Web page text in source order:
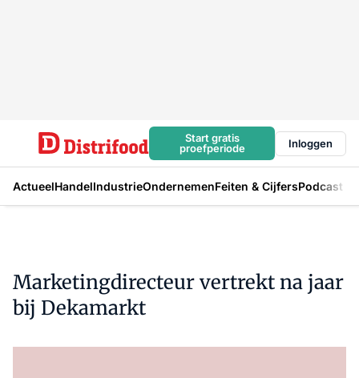
Start gratis
proefperiode
Inloggen
ActueelHandelIndustrieOndernemenFeiten & CijfersPodcast
Marketingdirecteur vertrekt na jaar
bij Dekamarkt